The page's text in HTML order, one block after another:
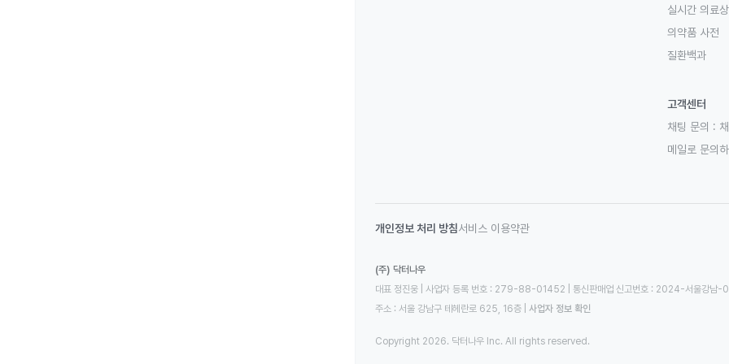
실시간 의료
의약품 사전
질환백과
고객센터
채팅 문의 :
메일로 문의하
개인정보 처리 방침서비스 이용약관
(주) 닥터나우
대표 정진웅 | 사업자 등록 번호 : 279-88-01452 | 통신판매업 신고번호 : 2024-서울강남
주소 : 서울 강남구 테헤란로 625, 16층
사업자 정보 확인
Copyright 2026. 닥터나우 Inc. All rights reserved.